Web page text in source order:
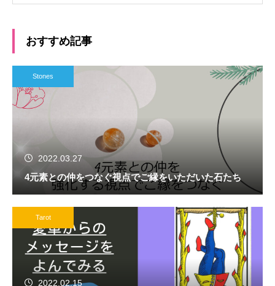
おすすめ記事
Stones
2022.03.27
4元素との仲をつなぐ視点でご縁をいただいた石たち
Tarot
2022.02.15